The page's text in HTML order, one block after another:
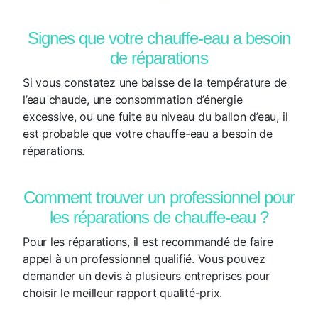
Signes que votre chauffe-eau a besoin
de réparations
Si vous constatez une baisse de la température de
l’eau chaude, une consommation d’énergie
excessive, ou une fuite au niveau du ballon d’eau, il
est probable que votre chauffe-eau a besoin de
réparations.
Comment trouver un professionnel pour
les réparations de chauffe-eau ?
Pour les réparations, il est recommandé de faire
appel à un professionnel qualifié. Vous pouvez
demander un devis à plusieurs entreprises pour
choisir le meilleur rapport qualité-prix.